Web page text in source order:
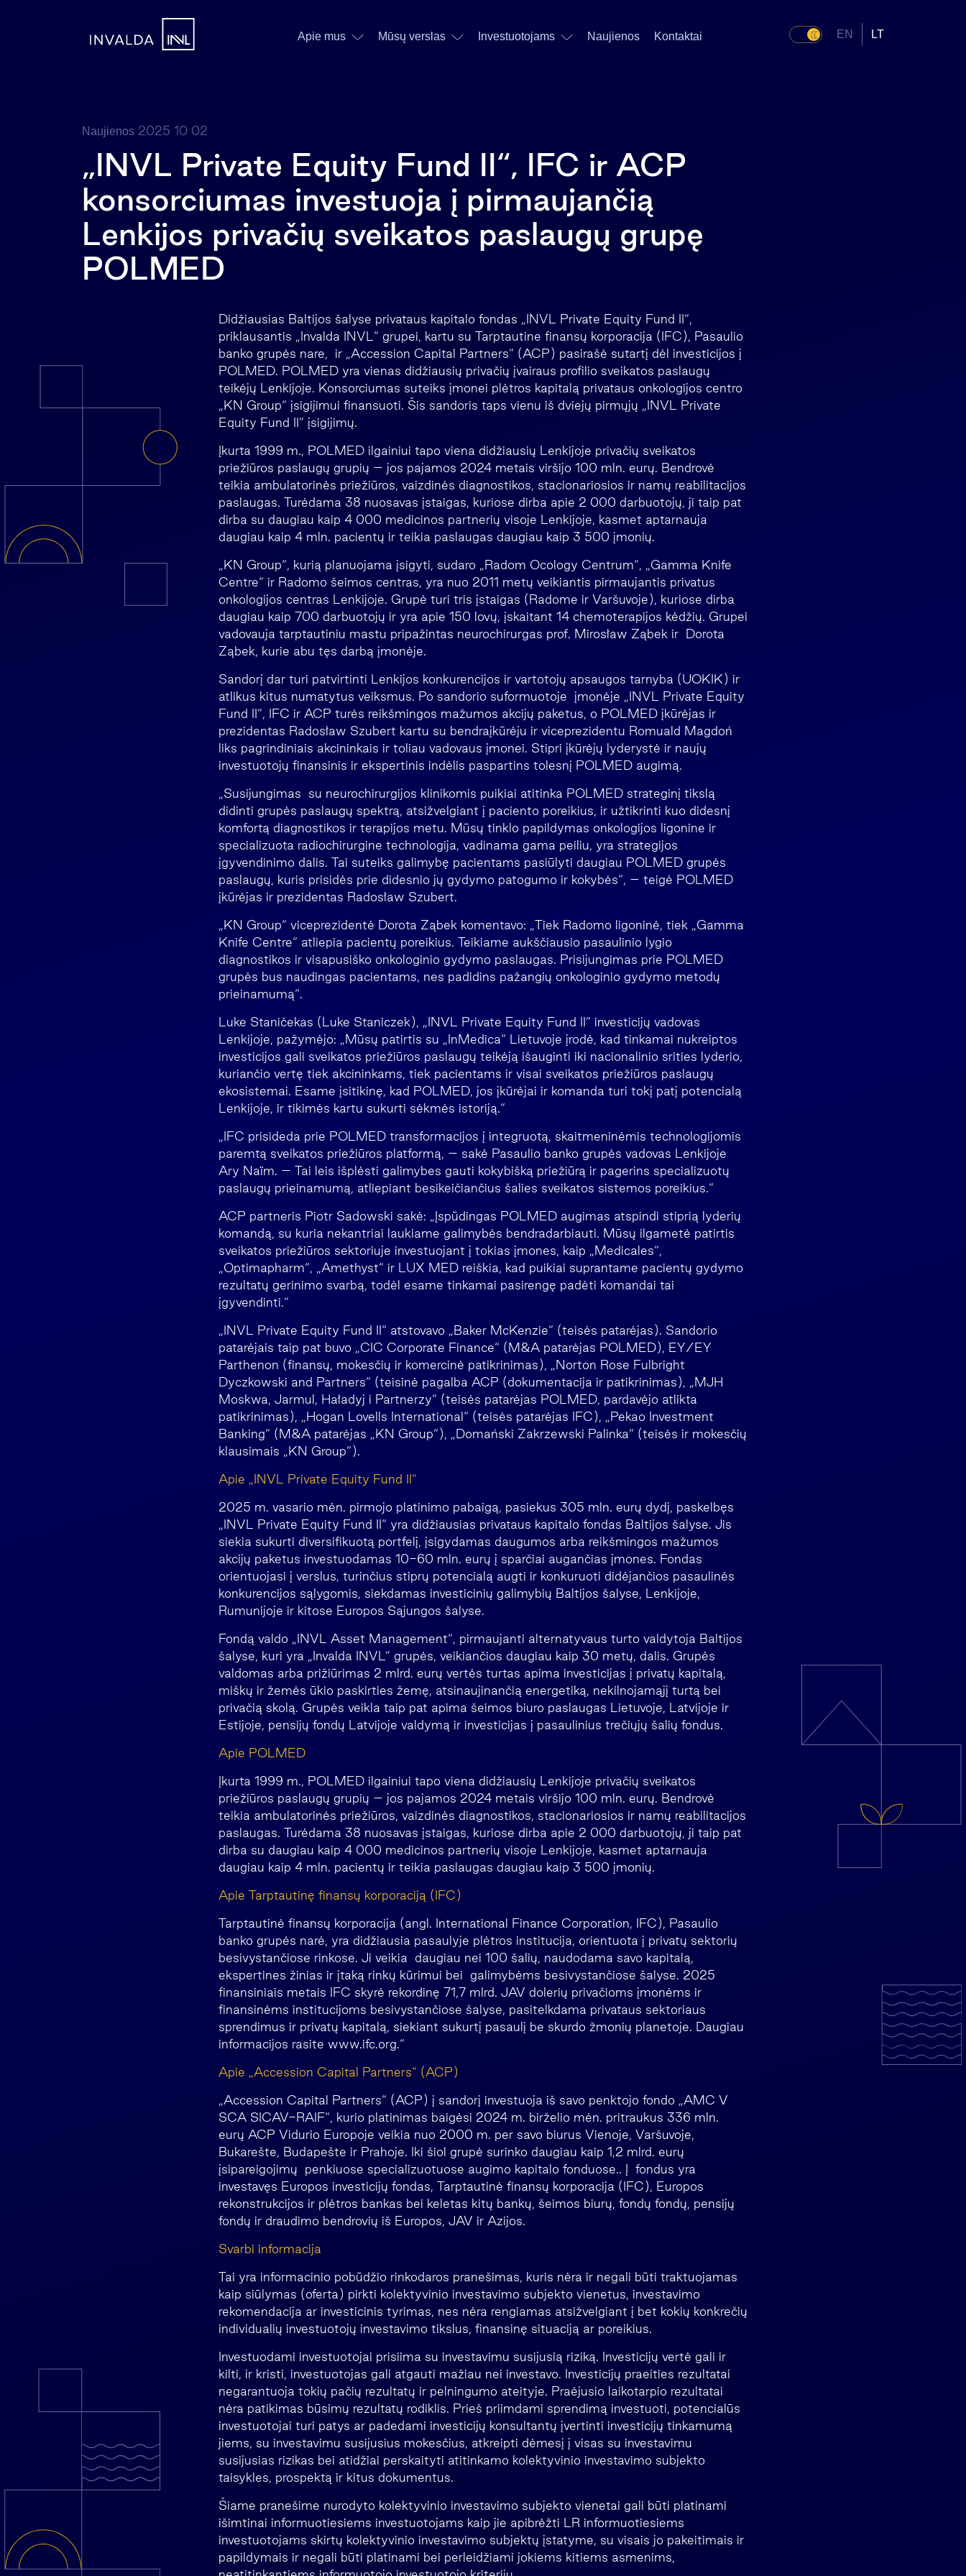
Apie mus Mūsų verslas Investuotojams Naujienos Kontaktai EN LT
Naujienos 2025 10 02
„INVL Private Equity Fund II“, IFC ir ACP
konsorciumas investuoja į pirmaujančią
Lenkijos privačių sveikatos paslaugų grupę
POLMED
Didžiausias Baltijos šalyse privataus kapitalo fondas „INVL Private Equity Fund II“,
priklausantis „Invalda INVL“ grupei, kartu su Tarptautine finansų korporacija (IFC), Pasaulio
banko grupės nare, ir „Accession Capital Partners“ (ACP) pasirašė sutartį dėl investicijos į
POLMED. POLMED yra vienas didžiausių privačių įvairaus profilio sveikatos paslaugų
teikėjų Lenkijoje. Konsorciumas suteiks įmonei plėtros kapitalą privataus onkologijos centro
„KN Group“ įsigijimui finansuoti. Šis sandoris taps vienu iš dviejų pirmųjų „INVL Private
Equity Fund II“ įsigijimų.
Įkurta 1999 m., POLMED ilgainiui tapo viena didžiausių Lenkijoje privačių sveikatos
priežiūros paslaugų grupių – jos pajamos 2024 metais viršijo 100 mln. eurų. Bendrovė
teikia ambulatorinės priežiūros, vaizdinės diagnostikos, stacionariosios ir namų reabilitacijos
paslaugas. Turėdama 38 nuosavas įstaigas, kuriose dirba apie 2 000 darbuotojų, ji taip pat
dirba su daugiau kaip 4 000 medicinos partnerių visoje Lenkijoje, kasmet aptarnauja
daugiau kaip 4 mln. pacientų ir teikia paslaugas daugiau kaip 3 500 įmonių.
„KN Group“, kurią planuojama įsigyti, sudaro „Radom Ocology Centrum“, „Gamma Knife
Centre“ ir Radomo šeimos centras, yra nuo 2011 metų veikiantis pirmaujantis privatus
onkologijos centras Lenkijoje. Grupė turi tris įstaigas (Radome ir Varšuvoje), kuriose dirba
daugiau kaip 700 darbuotojų ir yra apie 150 lovų, įskaitant 14 chemoterapijos kėdžių. Grupei
vadovauja tarptautiniu mastu pripažintas neurochirurgas prof. Mirosław Ząbek ir Dorota
Ząbek, kurie abu tęs darbą įmonėje.
Sandorį dar turi patvirtinti Lenkijos konkurencijos ir vartotojų apsaugos tarnyba (UOKIK) ir
atlikus kitus numatytus veiksmus. Po sandorio suformuotoje įmonėje „INVL Private Equity
Fund II“, IFC ir ACP turės reikšmingos mažumos akcijų paketus, o POLMED įkūrėjas ir
prezidentas Radosław Szubert kartu su bendraįkūrėju ir viceprezidentu Romuald Magdoń
liks pagrindiniais akcininkais ir toliau vadovaus įmonei. Stipri įkūrėjų lyderystė ir naujų
investuotojų finansinis ir ekspertinis indėlis paspartins tolesnį POLMED augimą.
„Susijungimas su neurochirurgijos klinikomis puikiai atitinka POLMED strateginį tikslą
didinti grupės paslaugų spektrą, atsižvelgiant į paciento poreikius, ir užtikrinti kuo didesnį
komfortą diagnostikos ir terapijos metu. Mūsų tinklo papildymas onkologijos ligonine ir
specializuota radiochirurgine technologija, vadinama gama peiliu, yra strategijos
įgyvendinimo dalis. Tai suteiks galimybę pacientams pasiūlyti daugiau POLMED grupės
paslaugų, kuris prisidės prie didesnio jų gydymo patogumo ir kokybės“, – teigė POLMED
įkūrėjas ir prezidentas Radosław Szubert.
„KN Group“ viceprezidentė Dorota Ząbek komentavo: „Tiek Radomo ligoninė, tiek „Gamma
Knife Centre“ atliepia pacientų poreikius. Teikiame aukščiausio pasaulinio lygio
diagnostikos ir visapusiško onkologinio gydymo paslaugas. Prisijungimas prie POLMED
grupės bus naudingas pacientams, nes padidins pažangių onkologinio gydymo metodų
prieinamumą“.
Luke Staničekas (Luke Staniczek), „INVL Private Equity Fund II“ investicijų vadovas
Lenkijoje, pažymėjo: „Mūsų patirtis su „InMedica“ Lietuvoje įrodė, kad tinkamai nukreiptos
investicijos gali sveikatos priežiūros paslaugų teikėją išauginti iki nacionalinio srities lyderio,
kuriančio vertę tiek akcininkams, tiek pacientams ir visai sveikatos priežiūros paslaugų
ekosistemai. Esame įsitikinę, kad POLMED, jos įkūrėjai ir komanda turi tokį patį potencialą
Lenkijoje, ir tikimės kartu sukurti sėkmės istoriją.“
„IFC prisideda prie POLMED transformacijos į integruotą, skaitmeninėmis technologijomis
paremtą sveikatos priežiūros platformą, – sakė Pasaulio banko grupės vadovas Lenkijoje
Ary Naïm. – Tai leis išplėsti galimybes gauti kokybišką priežiūrą ir pagerins specializuotų
paslaugų prieinamumą, atliepiant besikeičiančius šalies sveikatos sistemos poreikius.“
ACP partneris Piotr Sadowski sakė: „Įspūdingas POLMED augimas atspindi stiprią lyderių
komandą, su kuria nekantriai laukiame galimybės bendradarbiauti. Mūsų ilgametė patirtis
sveikatos priežiūros sektoriuje investuojant į tokias įmones, kaip „Medicales“,
„Optimapharm“, „Amethyst“ ir LUX MED reiškia, kad puikiai suprantame pacientų gydymo
rezultatų gerinimo svarbą, todėl esame tinkamai pasirengę padėti komandai tai
įgyvendinti.“
„INVL Private Equity Fund II“ atstovavo „Baker McKenzie“ (teisės patarėjas). Sandorio
patarėjais taip pat buvo „CIC Corporate Finance“ (M&A patarėjas POLMED), EY/EY
Parthenon (finansų, mokesčių ir komercinė patikrinimas), „Norton Rose Fulbright
Dyczkowski and Partners“ (teisinė pagalba ACP (dokumentacija ir patikrinimas), „MJH
Moskwa, Jarmul, Haładyj i Partnerzy“ (teisės patarėjas POLMED, pardavėjo atlikta
patikrinimas), „Hogan Lovells International“ (teisės patarėjas IFC), „Pekao Investment
Banking“ (M&A patarėjas „KN Group“), „Domański Zakrzewski Palinka“ (teisės ir mokesčių
klausimais „KN Group“).
Apie „INVL Private Equity Fund II“
2025 m. vasario mėn. pirmojo platinimo pabaigą, pasiekus 305 mln. eurų dydį, paskelbęs
„INVL Private Equity Fund II“ yra didžiausias privataus kapitalo fondas Baltijos šalyse. Jis
siekia sukurti diversifikuotą portfelį, įsigydamas daugumos arba reikšmingos mažumos
akcijų paketus investuodamas 10-60 mln. eurų į sparčiai augančias įmones. Fondas
orientuojasi į verslus, turinčius stiprų potencialą augti ir konkuruoti didėjančios pasaulinės
konkurencijos sąlygomis, siekdamas investicinių galimybių Baltijos šalyse, Lenkijoje,
Rumunijoje ir kitose Europos Sąjungos šalyse.
Fondą valdo „INVL Asset Management“, pirmaujanti alternatyvaus turto valdytoja Baltijos
šalyse, kuri yra „Invalda INVL” grupės, veikiančios daugiau kaip 30 metų, dalis. Grupės
valdomas arba prižiūrimas 2 mlrd. eurų vertės turtas apima investicijas į privatų kapitalą,
miškų ir žemės ūkio paskirties žemę, atsinaujinančią energetiką, nekilnojamąjį turtą bei
privačią skolą. Grupės veikla taip pat apima šeimos biuro paslaugas Lietuvoje, Latvijoje ir
Estijoje, pensijų fondų Latvijoje valdymą ir investicijas į pasaulinius trečiųjų šalių fondus.
Apie POLMED
Įkurta 1999 m., POLMED ilgainiui tapo viena didžiausių Lenkijoje privačių sveikatos
priežiūros paslaugų grupių – jos pajamos 2024 metais viršijo 100 mln. eurų. Bendrovė
teikia ambulatorinės priežiūros, vaizdinės diagnostikos, stacionariosios ir namų reabilitacijos
paslaugas. Turėdama 38 nuosavas įstaigas, kuriose dirba apie 2 000 darbuotojų, ji taip pat
dirba su daugiau kaip 4 000 medicinos partnerių visoje Lenkijoje, kasmet aptarnauja
daugiau kaip 4 mln. pacientų ir teikia paslaugas daugiau kaip 3 500 įmonių.
Apie Tarptautinę finansų korporaciją (IFC)
Tarptautinė finansų korporacija (angl. International Finance Corporation, IFC), Pasaulio
banko grupės narė, yra didžiausia pasaulyje plėtros institucija, orientuota į privatų sektorių
besivystančiose rinkose. Ji veikia daugiau nei 100 šalių, naudodama savo kapitalą,
ekspertines žinias ir įtaką rinkų kūrimui bei galimybėms besivystančiose šalyse. 2025
finansiniais metais IFC skyrė rekordinę 71,7 mlrd. JAV dolerių privačioms įmonėms ir
finansinėms institucijoms besivystančiose šalyse, pasitelkdama privataus sektoriaus
sprendimus ir privatų kapitalą, siekiant sukurtį pasaulį be skurdo žmonių planetoje. Daugiau
informacijos rasite www.ifc.org.“
Apie „Accession Capital Partners“ (ACP)
„Accession Capital Partners“ (ACP) į sandorį investuoja iš savo penktojo fondo „AMC V
SCA SICAV-RAIF“, kurio platinimas baigėsi 2024 m. birželio mėn. pritraukus 336 mln.
eurų ACP Vidurio Europoje veikia nuo 2000 m. per savo biurus Vienoje, Varšuvoje,
Bukarešte, Budapešte ir Prahoje. Iki šiol grupė surinko daugiau kaip 1,2 mlrd. eurų
įsipareigojimų penkiuose specializuotuose augimo kapitalo fonduose.. Į fondus yra
investavęs Europos investicijų fondas, Tarptautinė finansų korporacija (IFC), Europos
rekonstrukcijos ir plėtros bankas bei keletas kitų bankų, šeimos biurų, fondų fondų, pensijų
fondų ir draudimo bendrovių iš Europos, JAV ir Azijos.
Svarbi informacija
Tai yra informacinio pobūdžio rinkodaros pranešimas, kuris nėra ir negali būti traktuojamas
kaip siūlymas (oferta) pirkti kolektyvinio investavimo subjekto vienetus, investavimo
rekomendacija ar investicinis tyrimas, nes nėra rengiamas atsižvelgiant į bet kokių konkrečių
individualių investuotojų investavimo tikslus, finansinę situaciją ar poreikius.
Investuodami investuotojai prisiima su investavimu susijusią riziką. Investicijų vertė gali ir
kilti, ir kristi, investuotojas gali atgauti mažiau nei investavo. Investicijų praeities rezultatai
negarantuoja tokių pačių rezultatų ir pelningumo ateityje. Praėjusio laikotarpio rezultatai
nėra patikimas būsimų rezultatų rodiklis. Prieš priimdami sprendimą investuoti, potencialūs
investuotojai turi patys ar padedami investicijų konsultantų įvertinti investicijų tinkamumą
jiems, su investavimu susijusius mokesčius, atkreipti dėmesį į visas su investavimu
susijusias rizikas bei atidžiai perskaityti atitinkamo kolektyvinio investavimo subjekto
taisykles, prospektą ir kitus dokumentus.
Šiame pranešime nurodyto kolektyvinio investavimo subjekto vienetai gali būti platinami
išimtinai informuotiesiems investuotojams kaip jie apibrėžti LR informuotiesiems
investuotojams skirtų kolektyvinio investavimo subjektų įstatyme, su visais jo pakeitimais ir
papildymais ir negali būti platinami bei perleidžiami jokiems kitiems asmenims,